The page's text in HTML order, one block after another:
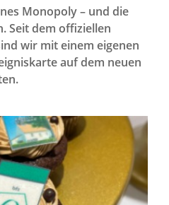
Monopoly – und die
Seit dem offiziellen
wir mit einem eigenen
auf dem neuen